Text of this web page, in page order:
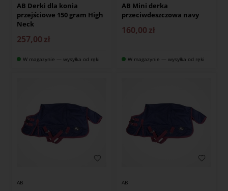
AB Derki dla konia
przejściowe 150 gram High
Neck
257,00 zł
W magazynie — wysyłka od ręki
AB Mini derka
przeciwdeszczowa navy
160,00 zł
W magazynie — wysyłka od ręki
AB AB